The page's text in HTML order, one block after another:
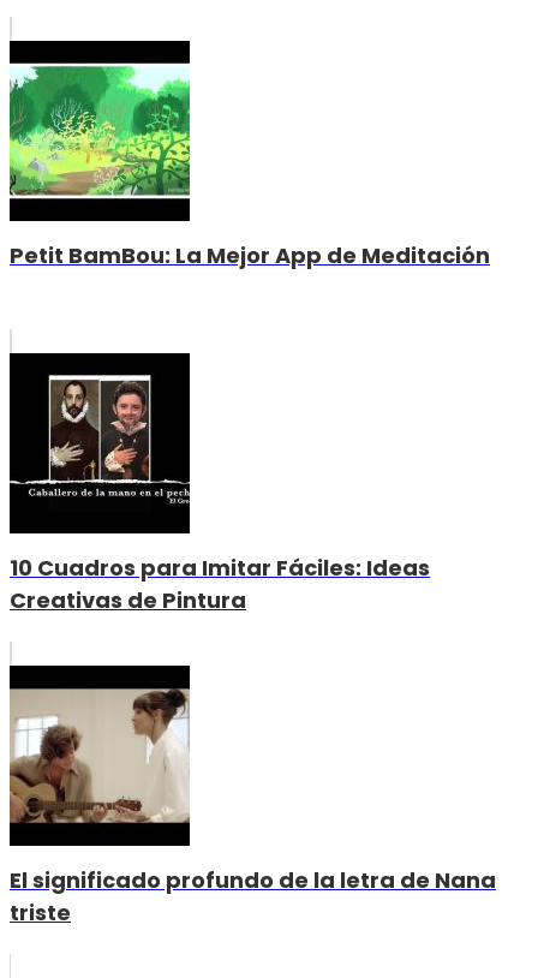
Petit BamBou: La Mejor App de Meditación
10 Cuadros para Imitar Fáciles: Ideas
Creativas de Pintura
El significado profundo de la letra de Nana
triste